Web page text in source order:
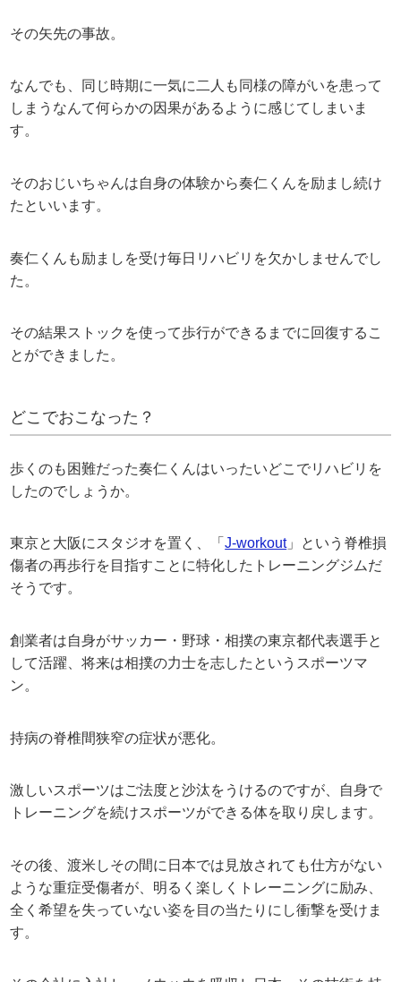
その矢先の事故。
なんでも、同じ時期に一気に二人も同様の障がいを患って
しまうなんて何らかの因果があるように感じてしまいま
す。
そのおじいちゃんは自身の体験から奏仁くんを励まし続け
たといいます。
奏仁くんも励ましを受け毎日リハビリを欠かしませんでし
た。
その結果ストックを使って歩行ができるまでに回復するこ
とができました。
どこでおこなった？
歩くのも困難だった奏仁くんはいったいどこでリハビリを
したのでしょうか。
東京と大阪にスタジオを置く、「J-workout」という脊椎損
傷者の再歩行を目指すことに特化したトレーニングジムだ
そうです。
創業者は自身がサッカー・野球・相撲の東京都代表選手と
して活躍、将来は相撲の力士を志したというスポーツマ
ン。
持病の脊椎間狭窄の症状が悪化。
激しいスポーツはご法度と沙汰をうけるのですが、自身で
トレーニングを続けスポーツができる体を取り戻します。
その後、渡米しその間に日本では見放されても仕方がない
ような重症受傷者が、明るく楽しくトレーニングに励み、
全く希望を失っていない姿を目の当たりにし衝撃を受けま
す。